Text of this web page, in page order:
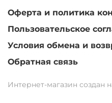
Оферта и политика
Пользовательское
Условия обмена и
Обратная связь
Интернет-магазин создан